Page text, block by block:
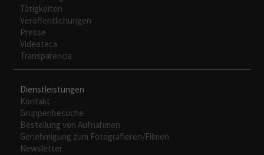
Tätigkeiten
Veröffentlichungen
Presse
Videoteca
Transparencia
Dienstleistungen
Kontakt
Gruppenbesuche
Bestellung von Aufnahmen
Genehmigung zum Fotografieren/Filmen
Newsletter